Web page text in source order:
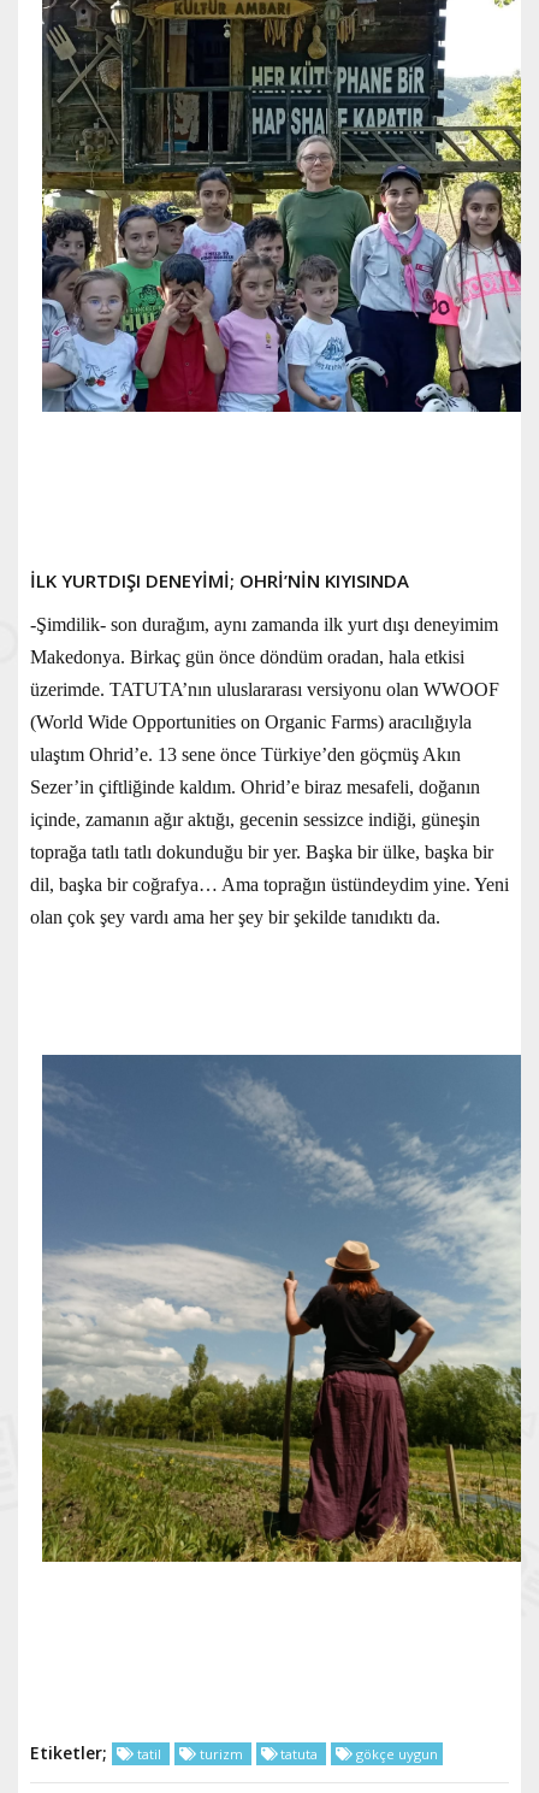
İLK YURTDIŞI DENEYİMİ; OHRİ’NİN KIYISINDA
-Şimdilik- son durağım, aynı zamanda ilk yurt dışı deneyimim
Makedonya. Birkaç gün önce döndüm oradan, hala etkisi
üzerimde. TATUTA’nın uluslararası versiyonu olan WWOOF
(World Wide Opportunities on Organic Farms) aracılığıyla
ulaştım Ohrid’e. 13 sene önce Türkiye’den göçmüş Akın
Sezer’in çiftliğinde kaldım. Ohrid’e biraz mesafeli, doğanın
içinde, zamanın ağır aktığı, gecenin sessizce indiği, güneşin
toprağa tatlı tatlı dokunduğu bir yer. Başka bir ülke, başka bir
dil, başka bir coğrafya… Ama toprağın üstündeydim yine. Yeni
olan çok şey vardı ama her şey bir şekilde tanıdıktı da.
Etiketler; tatil turizm tatuta gökçe uygun